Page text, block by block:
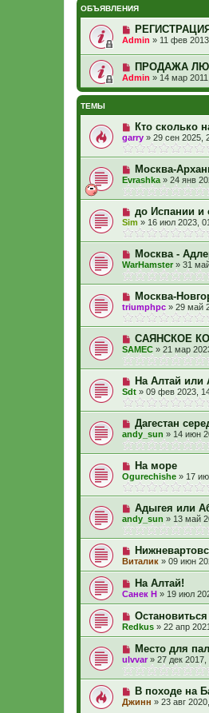
ОБЪЯВЛЕНИЯ
Admin » 11 фев
ПРОДАЖА
Admin » 14 мар
ТЕМЫ
Кто сколько
garry » 29 сен 2025,
Москва-
Evrashka » 24 янв
до Испании и
Sim » 16 июл 2023,
Москва -
WarHamster » 31
Москва-
triumphpc » 29 май
САЯНСКОЕ
SAMEC » 21 мар
На Алтай или
Sdt » 09 фев 2023,
Дагестан
andy_sun » 14 июн
На море
Ogurechishe » 17
Адыгея или
andy_sun » 13 май
Виталик » 09 июн
На Алтай!
Санек H » 19 июл
Redkus » 22 апр
Место для
ulvvar» 27 дек 2017,
В походе на
Джинн » 23 авг